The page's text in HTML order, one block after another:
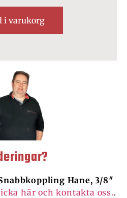
i varukorg
Hane, 3/8″
här och kontakta oss..